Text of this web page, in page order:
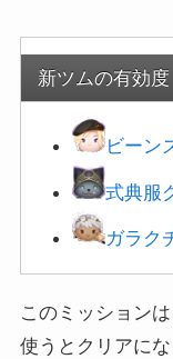
新ツムの有効度
ビーン
式典服
ガラク
このミッション
使うとクリアにな